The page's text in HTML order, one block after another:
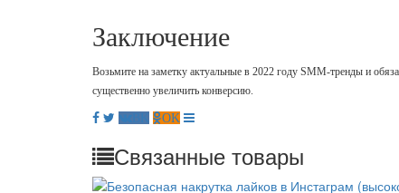
Заключение
Возьмите на заметку актуальные в 2022 году SMM-тренды и
существенно увеличить конверсию.
Связанные товары